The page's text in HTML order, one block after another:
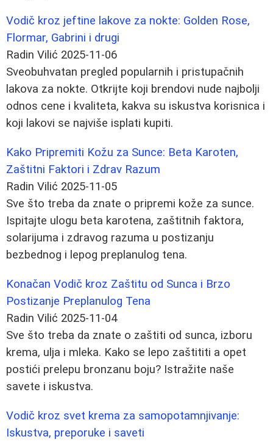
Vodič kroz jeftine lakove za nokte: Golden Rose,
Flormar, Gabrini i drugi
Radin Vilić 2025-11-06
Sveobuhvatan pregled popularnih i pristupačnih
lakova za nokte. Otkrijte koji brendovi nude najbolji
odnos cene i kvaliteta, kakva su iskustva korisnica i
koji lakovi se najviše isplati kupiti.
Kako Pripremiti Kožu za Sunce: Beta Karoten,
Zaštitni Faktori i Zdrav Razum
Radin Vilić 2025-11-05
Sve što treba da znate o pripremi kože za sunce.
Ispitajte ulogu beta karotena, zaštitnih faktora,
solarijuma i zdravog razuma u postizanju
bezbednog i lepog preplanulog tena.
Konačan Vodič kroz Zaštitu od Sunca i Brzo
Postizanje Preplanulog Tenа
Radin Vilić 2025-11-04
Sve što treba da znate o zaštiti od sunca, izboru
kremа, ulja i mleka. Kako se lepo zaštititi a opet
postići prelepu bronzanu boju? Istražite naše
savete i iskustva.
Vodič kroz svet krema za samopotamnjivanje:
Iskustva, preporuke i saveti